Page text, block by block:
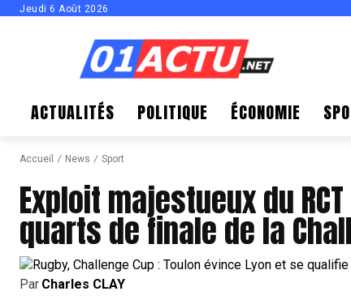
Jeudi 6 Août 2026
ACTUALITÉS POLITIQUE ÉCONOMIE
Accueil News Sport
Exploit majestueux du
quarts de finale de la
Par Charles CLAY